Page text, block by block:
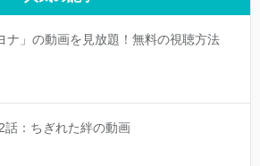
ナ」の動画を見放題！無料の視聴方法
話：ちぎれた絆の動画